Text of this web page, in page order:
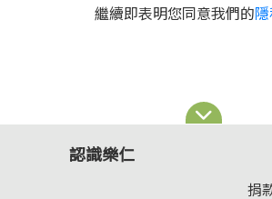
繼續即表明您同意我們的
認識樂仁
捐